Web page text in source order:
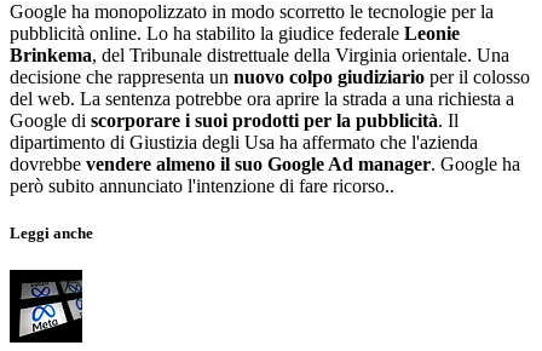
Google ha monopolizzato in modo scorretto le tecnologie per la
pubblicità online. Lo ha stabilito la giudice federale Leonie
Brinkema, del Tribunale distrettuale della Virginia orientale. Una
decisione che rappresenta un nuovo colpo giudiziario per il colosso
del web. La sentenza potrebbe ora aprire la strada a una richiesta a
Google di scorporare i suoi prodotti per la pubblicità. Il
dipartimento di Giustizia degli Usa ha affermato che l'azienda
dovrebbe vendere almeno il suo Google Ad manager. Google ha
però subito annunciato l'intenzione di fare ricorso..
Leggi anche